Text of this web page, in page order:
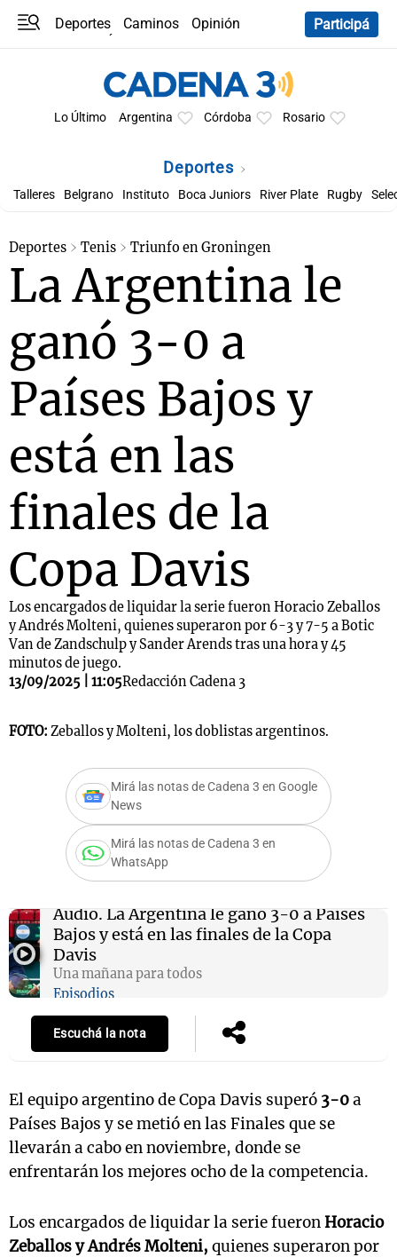
Deportes Caminos
Opinión
Participá
Lo Último Argentina Córdoba Rosario
Deportes
Talleres Belgrano Instituto Boca Juniors River Plate Rugby
Deportes Tenis Triunfo en Groningen
La Argentina le
ganó 3-0 a
Países Bajos y
está en las
finales de la
Copa Davis
Los encargados de liquidar la serie fueron Horacio Zeballos
y Andrés Molteni, quienes superaron por 6-3 y 7-5 a Botic
Van de Zandschulp y Sander Arends tras una hora y 45
minutos de juego.
13/09/2025 | 11:05Redacción Cadena 3
FOTO: Zeballos y Molteni, los doblistas argentinos.
Mirá las notas de Cadena 3 en Google
News
Mirá las notas de Cadena 3 en
WhatsApp
Audio. La Argentina le ganó 3-0 a Países
Bajos y está en las finales de la Copa
Davis
Una mañana para todos
Episodios
Escuchá la nota
El equipo argentino de Copa Davis superó 3-0a
Países Bajos y se metió en las Finales que se
llevarán a cabo en noviembre, donde se
enfrentarán los mejores ocho de la competencia.
Los encargados de liquidar la serie fueronHoracio
Zeballos y Andrés Molteni, quienes superaron por
Mundial 2026
La Sole en
Cadena 3